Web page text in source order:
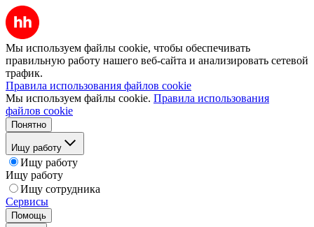
Мы используем файлы cookie, чтобы обеспечивать
правильную работу нашего веб-сайта и анализировать сетевой
трафик.
Правила использования файлов cookie
Мы используем файлы cookie. Правила использования
файлов cookie
Понятно
Ищу работу
Ищу работу
Ищу работу
Ищу сотрудника
Сервисы
Помощь